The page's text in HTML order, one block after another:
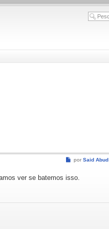
Mensagem
por Said Abud
ver se batemos isso.